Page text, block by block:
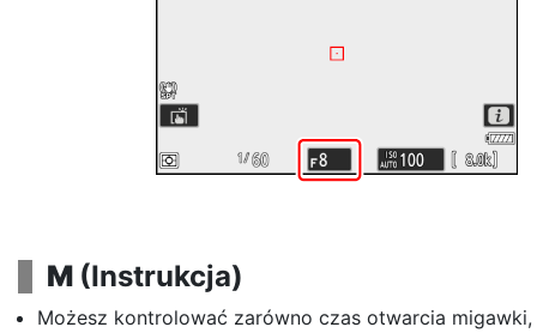
M (Instrukcja)
Możesz kontrolować zarówno czas otwarcia